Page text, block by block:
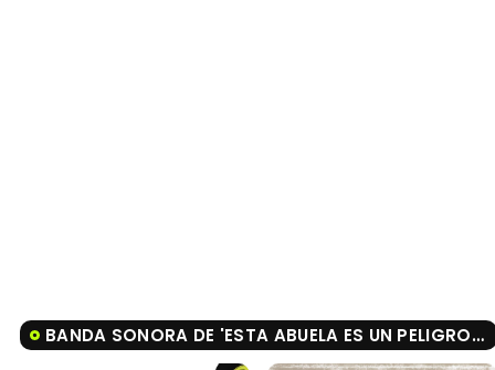
BANDA SONORA DE 'ESTA ABUELA ES UN PELIGRO 2'